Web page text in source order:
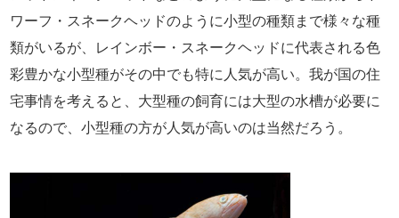
ワーフ・スネークヘッドのように小型の種類まで様々な種
類がいるが、レインボー・スネークヘッドに代表される色
彩豊かな小型種がその中でも特に人気が高い。我が国の住
宅事情を考えると、大型種の飼育には大型の水槽が必要に
なるので、小型種の方が人気が高いのは当然だろう。